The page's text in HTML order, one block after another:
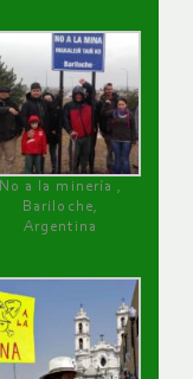
No a la minería ,
Bariloche,
Argentina